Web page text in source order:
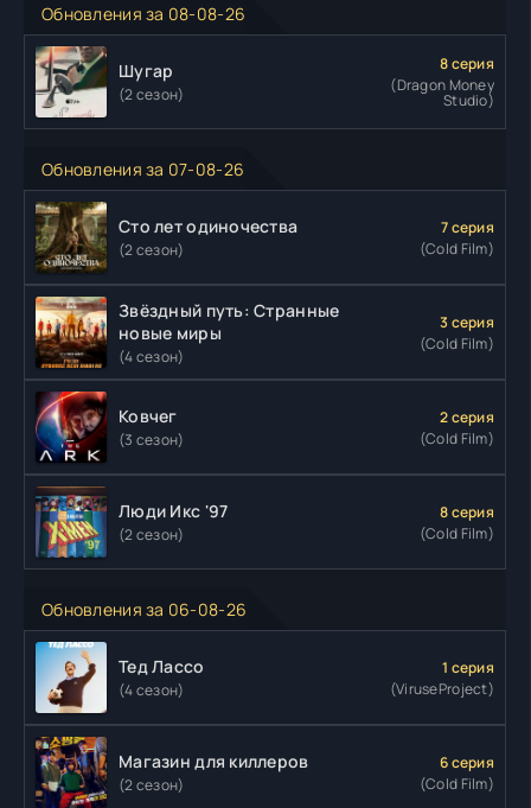
Обновления за 08-08-26
Шугар
(2 сезон)
8 серия
(Dragon Money
Studio)
Обновления за 07-08-26
Сто лет одиночества
(2 сезон)
7 серия
(Cold Film)
Звёздный путь: Странные
новые миры
(4 сезон)
3 серия
(Cold Film)
Ковчег
(3 сезон)
2 серия
(Cold Film)
Люди Икс '97
(2 сезон)
8 серия
(Cold Film)
Обновления за 06-08-26
Тед Лассо
(4 сезон)
1 серия
(ViruseProject)
Магазин для киллеров
(2 сезон)
6 серия
(Cold Film)